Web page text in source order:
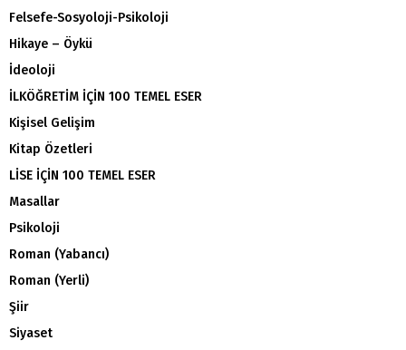
Felsefe-Sosyoloji-Psikoloji
Hikaye – Öykü
İdeoloji
İLKÖĞRETİM İÇİN 100 TEMEL ESER
Kişisel Gelişim
Kitap Özetleri
LİSE İÇİN 100 TEMEL ESER
Masallar
Psikoloji
Roman (Yabancı)
Roman (Yerli)
Şiir
Siyaset